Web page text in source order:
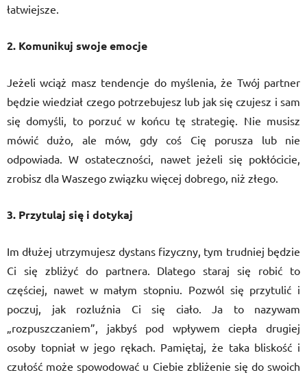
łatwiejsze.
2. Komunikuj swoje emocje
Jeżeli wciąż masz tendencje do myślenia, że Twój partner
będzie wiedział czego potrzebujesz lub jak się czujesz i sam
się domyśli, to porzuć w końcu tę strategię. Nie musisz
mówić dużo, ale mów, gdy coś Cię porusza lub nie
odpowiada. W ostateczności, nawet jeżeli się pokłócicie,
zrobisz dla Waszego związku więcej dobrego, niż złego.
3. Przytulaj się i dotykaj
Im dłużej utrzymujesz dystans fizyczny, tym trudniej będzie
Ci się zbliżyć do partnera. Dlatego staraj się robić to
częściej, nawet w małym stopniu. Pozwól się przytulić i
poczuj, jak rozluźnia Ci się ciało. Ja to nazywam
„rozpuszczaniem”, jakbyś pod wpływem ciepła drugiej
osoby topniał w jego rękach. Pamiętaj, że taka bliskość i
czułość może spowodować u Ciebie zbliżenie się do swoich